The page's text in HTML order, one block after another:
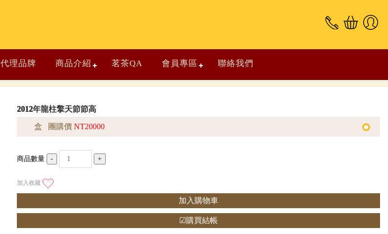
代理品牌 商品介紹 茗茶QA 會員專區 聯絡我們
2012年龍柱擎天節節高
盒 團購價NT20000
商品數量 - +
加入收藏
加入購物車
☑購買結帳